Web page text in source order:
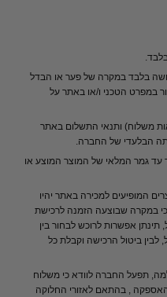
בלבד במקרה של פער או הבדל
במפרט הטכני ו/או באתר על
משלוח) ותנאי התשלום באתר
הבלעדי של החברה.
גמר המלאי של המוצר המוצע או
המופיעים למכירה באתר יהיו
כי במקרה שבוצעה הזמנה לרכישת
אפשרות לרוכש לבחור בין
לבין ביטול הרכישה וקבלת כל
תפעל החברה לוודא כי משלוח
, בהתאם לאזורי החלוקה